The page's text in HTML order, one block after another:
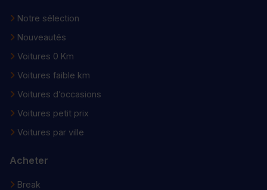
Notre sélection
Nouveautés
Voitures 0 Km
Voitures faible km
Voitures d’occasions
Voitures petit prix
Voitures par ville
Acheter
Break